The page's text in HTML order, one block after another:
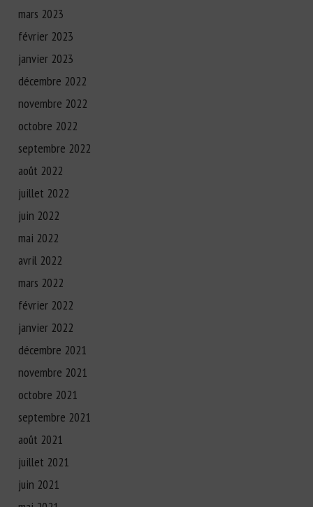
mars 2023
février 2023
janvier 2023
décembre 2022
novembre 2022
octobre 2022
septembre 2022
août 2022
juillet 2022
juin 2022
mai 2022
avril 2022
mars 2022
février 2022
janvier 2022
décembre 2021
novembre 2021
octobre 2021
septembre 2021
août 2021
juillet 2021
juin 2021